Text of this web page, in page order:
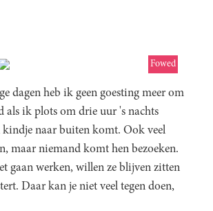
Fowed
dagen heb ik geen goesting meer om
als ik plots om drie uur 's nachts
kindje naar buiten komt. Ook veel
maar niemand komt hen bezoeken.
gaan werken, willen ze blijven zitten
Daar kan je niet veel tegen doen,